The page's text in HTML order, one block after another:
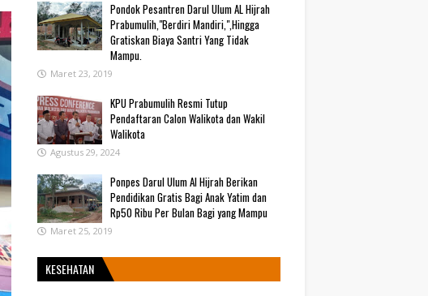
Pondok Pesantren Darul Ulum AL Hijrah
Prabumulih,"Berdiri Mandiri,",Hingga
Gratiskan Biaya Santri Yang Tidak
Mampu.
Maret 23, 2019
KPU Prabumulih Resmi Tutup
Pendaftaran Calon Walikota dan Wakil
Walikota
Agustus 29, 2024
Ponpes Darul Ulum Al Hijrah Berikan
Pendidikan Gratis Bagi Anak Yatim dan
Rp50 Ribu Per Bulan Bagi yang Mampu
Maret 25, 2019
KESEHATAN